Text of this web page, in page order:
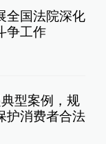
全国法院深化
争工作
型案例，规
护消费者合法